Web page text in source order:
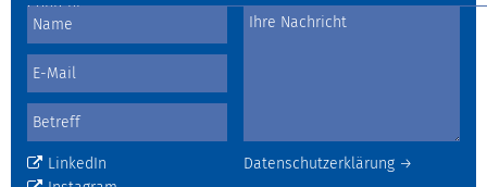
Datenschutzerklärung →
LinkedIn